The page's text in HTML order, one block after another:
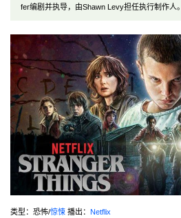
fer编剧并执导，由Shawn Levy担任执行制作人。
类型：恐怖/惊悚 播出： Netflix